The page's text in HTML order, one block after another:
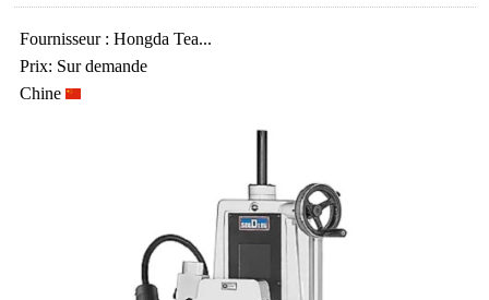
Fournisseur : Hongda Tea...
Prix: Sur demande
Chine